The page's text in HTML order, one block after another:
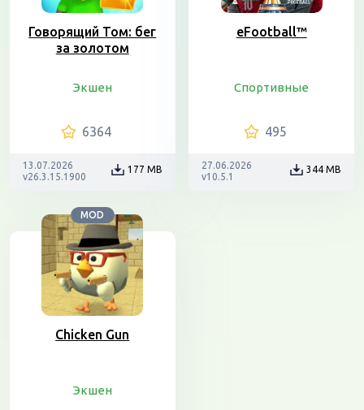
Говорящий Том: бег
за золотом
Экшен
6364
13.07.2026
v26.3.15.1900
177 MB
eFootball™
Спортивные
495
27.06.2026
v10.5.1
344 MB
MOD
Chicken Gun
Экшен